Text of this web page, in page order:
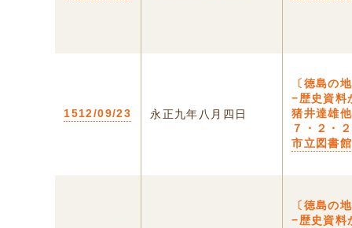
1512/09/23 永正九年八月四日
〔徳島の
−歴史資料
猪井達雄
７・２・
市立図書
〔徳島の
−歴史資料